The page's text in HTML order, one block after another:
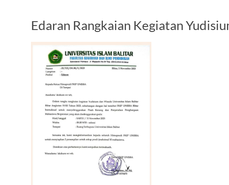
Edaran Rangkaian Kegiatan